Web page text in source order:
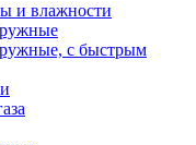
и влажности
с быстрым